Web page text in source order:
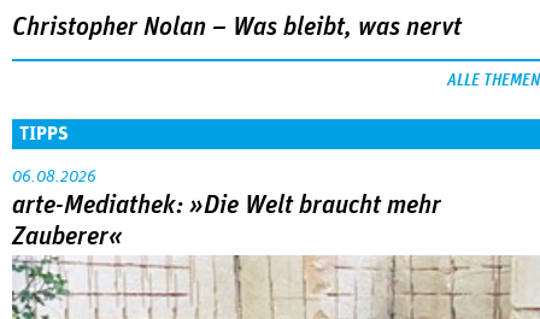
Christopher Nolan – Was bleibt, was nervt
ALLE THEMEN
TIPPS
06.08.2026
arte-Mediathek: »Die Welt braucht mehr
Zauberer«